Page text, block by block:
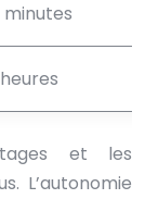
minutes
et les
L’autonomie